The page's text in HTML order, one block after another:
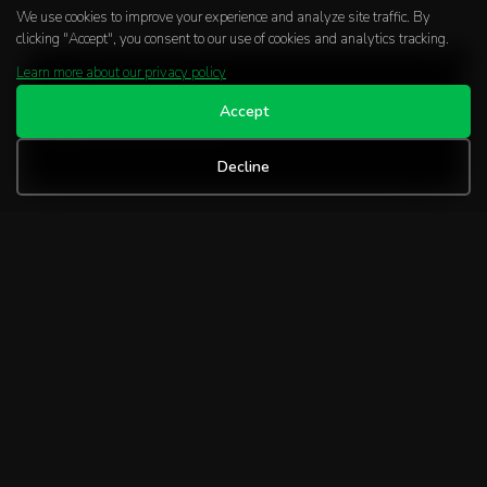
START YOUR JOURNEY
Interested in our courses or workshops? Leave your details
and we'll call you back.
We use cookies to improve your experience and analyze site traffic. By
clicking "Accept", you consent to our use of cookies and analytics tracking.
Learn more about our privacy policy
Accept
Decline